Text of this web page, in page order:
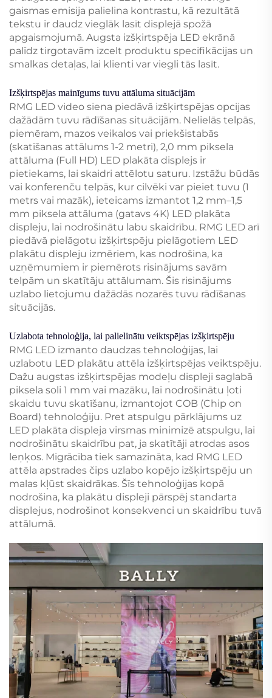
gaismas emisija palielina kontrastu, kā rezultātā
tekstu ir daudz vieglāk lasīt displejā spožā
apgaismojumā. Augsta izšķirtspēja LED ekrānā
palīdz tirgotavām izcelt produktu specifikācijas un
smalkas detaļas, lai klienti var viegli tās lasīt.
Izšķirtspējas mainīgums tuvu attāluma situācijām
RMG LED video siena piedāvā izšķirtspējas opcijas
dažādām tuvu rādīšanas situācijām. Nelielās telpās,
piemēram, mazos veikalos vai priekšistabās
(skatīšanas attālums 1-2 metri), 2,0 mm piksela
attāluma (Full HD) LED plakāta displejs ir
pietiekams, lai skaidri attēlotu saturu. Izstāžu būdās
vai konferenču telpās, kur cilvēki var pieiet tuvu (1
metrs vai mazāk), ieteicams izmantot 1,2 mm–1,5
mm piksela attāluma (gatavs 4K) LED plakāta
displeju, lai nodrošinātu labu skaidrību. RMG LED arī
piedāvā pielāgotu izšķirtspēju pielāgotiem LED
plakātu displeju izmēriem, kas nodrošina, ka
uzņēmumiem ir piemērots risinājums savām
telpām un skatītāju attālumam. Šis risinājums
uzlabo lietojumu dažādās nozarēs tuvu rādīšanas
situācijās.
Uzlabota tehnoloģija, lai palielinātu veiktspējas izšķirtspēju
RMG LED izmanto daudzas tehnoloģijas, lai
uzlabotu LED plakātu attēla izšķirtspējas veiktspēju.
Dažu augstas izšķirtspējas modeļu displeji saglabā
piksela soli 1 mm vai mazāku, lai nodrošinātu ļoti
skaidu tuvu skatīšanu, izmantojot COB (Chip on
Board) tehnoloģiju. Pret atspulgu pārklājums uz
LED plakāta displeja virsmas minimizē atspulgu, lai
nodrošinātu skaidrību pat, ja skatītāji atrodas asos
leņķos. Migrācība tiek samazināta, kad RMG LED
attēla apstrades čips uzlabo kopējo izšķirtspēju un
malas kļūst skaidrākas. Šīs tehnoloģijas kopā
nodrošina, ka plakātu displeji pārspēj standarta
displejus, nodrošinot konsekvenci un skaidrību tuvā
attālumā.